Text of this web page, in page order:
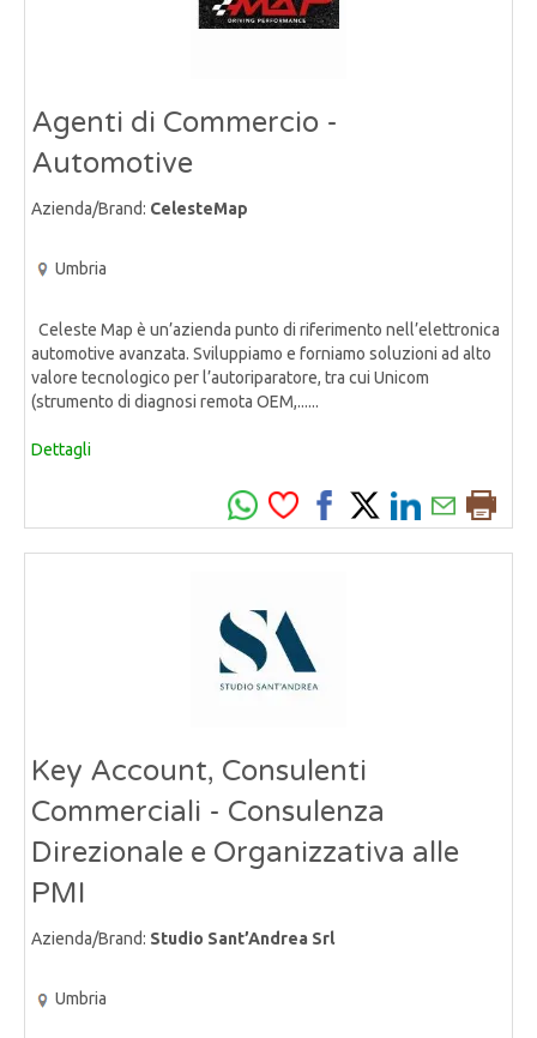
Agenti di Commercio -
Automotive
Azienda/Brand: CelesteMap
Umbria
Celeste Map è un’azienda punto di riferimento nell’elettronica
automotive avanzata. Sviluppiamo e forniamo soluzioni ad alto
valore tecnologico per l’autoriparatore, tra cui Unicom
(strumento di diagnosi remota OEM,......
Dettagli
Key Account, Consulenti
Commerciali - Consulenza
Direzionale e Organizzativa alle
PMI
Azienda/Brand: Studio Sant’Andrea Srl
Umbria